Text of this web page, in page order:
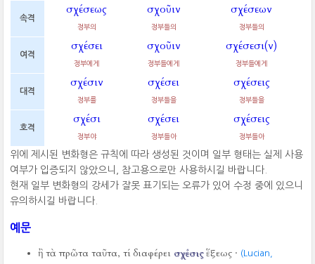
속격
σχέσεως
정부의
σχοῦιν
정부들의
σχέσεων
정부들의
여격
σχέσει
정부에게
σχοῦιν
정부들에게
σχέσεσι(ν)
정부들에게
대격
σχέσιν
정부를
σχέσει
정부들을
σχέσεις
정부들을
호격
σχέσι
정부야
σχέσει
정부들아
σχέσεις
정부들아
위에 제시된 변화형은 규칙에 따라 생성된 것이며 일부 형태는 실제 사용
여부가 입증되지 않았으니, 참고용으로만 사용하시길 바랍니다.
현재 일부 변화형의 강세가 잘못 표기되는 오류가 있어 수정 중에 있으니
유의하시길 바랍니다.
예문
ἢ τὰ πρῶτα ταῦτα, τί διαφέρει σχέσιςἕξεως · (Lucian,